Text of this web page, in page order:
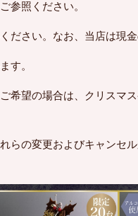
参照ください。
ださい。なお、当店は現
す。
希望の場合は、クリスマ
らの変更およびキャンセ